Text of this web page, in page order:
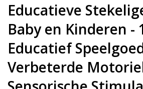
Educatieve
Baby en Kinderen -
Educatief
Verbeterde